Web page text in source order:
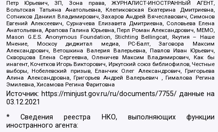
Петр Юрьевич, ЗП, Зона права, ЖУРНАЛИСТ-ИНОСТРАННЫЙ АГЕНТ,
Вольтская Татьяна Анатольевна, Клепиковская Екатерина Дмитриевна,
Сотников Даниил Владимирович, Захаров Андрей Вячеславович, Симонов
Евгений Алексеевич, Сурначева Елизавета Дмитриевна, Соловьева Елена
Анатольевна, Арапова Галина Юрьевна, Перл Роман Александрович, МЕМО,
Mason G.E.S. Anonymous Foundation, Stichting Bellingcat, Якутия – Наше
Мнение, Москоу диджитал медиа, РС-Балт, Заговора Максим
Александрович, Ветошкина Валерия Валерьевна, Павлов Иван Юрьевич,
Скворцова Елена Сергеевна, Оленичев Максим Владимирович, Как бы
инагент, Кочетков Игорь Викторович, Иркутский союз библиофилов, Честные
выборы, Нобелевский призыв, Еланчик Олег Александрович, Григорьева
Алина Александровна, Григорьев Андрей Валерьевич , Гималова Регина
Эмилевна, Хисамова Регина Фаритовна
Источник: https://minjust.gov.ru/ru/documents/7755/ данные на
03.12.2021
* Сведения реестра НКО, выполняющих функции
иностранного агента: